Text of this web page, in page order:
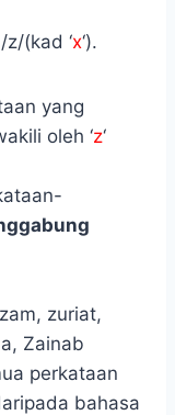
z/(kad ‘x‘).
yang
oleh ‘z‘
zuriat,
Zainab
perkataan
bahasa